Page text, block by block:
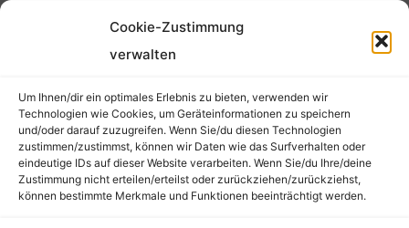
Cookie-Zustimmung
verwalten
Um Ihnen/dir ein optimales Erlebnis zu bieten, verwenden wir
Technologien wie Cookies, um Geräteinformationen zu speichern
und/oder darauf zuzugreifen. Wenn Sie/du diesen Technologien
zustimmen/zustimmst, können wir Daten wie das Surfverhalten oder
eindeutige IDs auf dieser Website verarbeiten. Wenn Sie/du Ihre/deine
Zustimmung nicht erteilen/erteilst oder zurückziehen/zurückziehst,
können bestimmte Merkmale und Funktionen beeinträchtigt werden.
Übersetzung und Bilderanordnung sowie Anmerkungen
01. 06. 26: Korrigierte neue Lesung bei
Mordechai und
Alexander Jeiteles. Da sich das Sterbedatum bei
Alexander änderte, hat sich leider auch die URL geändert.
01. 12. 25: Korrekturen der Zahlen der Bestatteten im
Überblicksartikel zum jüdischen Friedhof Währing.